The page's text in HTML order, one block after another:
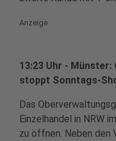
Anzeige
13:23 Uhr -
stoppt Sonntags-
Das
Einzelhandel in NRW
zu öffnen. Neben